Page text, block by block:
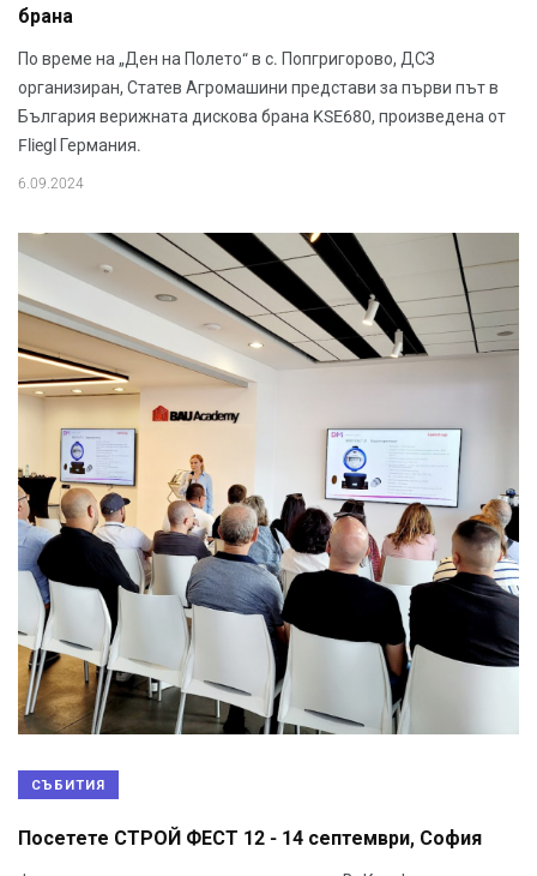
брана
По време на „Ден на Полето“ в с. Попгригорово, ДСЗ
организиран, Статев Агромашини представи за първи път в
България верижната дискова брана KSE680, произведена от
Fliegl Германия.
6.09.2024
СЪБИТИЯ
Посетете СТРОЙ ФЕСТ 12 - 14 септември, София